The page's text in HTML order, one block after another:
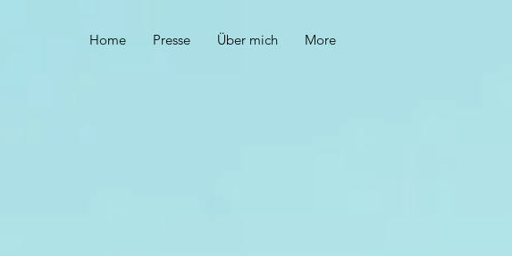
Home Presse Über mich More